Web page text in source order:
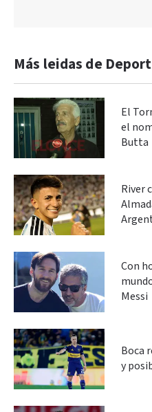
Más leidas de
El
el
Butta
River
Con
Messi
Boca
y